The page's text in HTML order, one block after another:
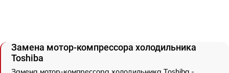
Замена мотор-компрессора холодильника
Toshiba